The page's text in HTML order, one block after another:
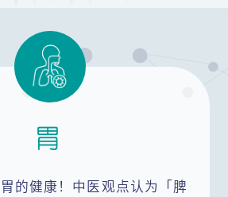
手 膝 脚
生殖
胃
的健康！中医观点认为「脾